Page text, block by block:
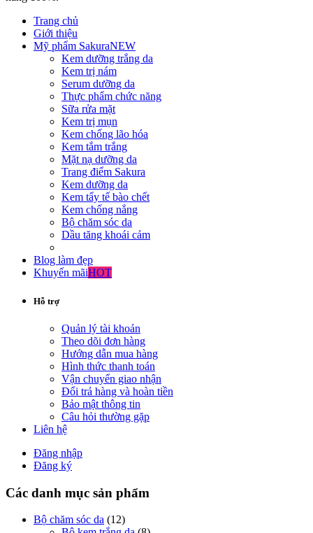
Trang chủ
Giới thiệu
Mỹ phẩm SakuraNEW
Kem dưỡng trắng da
Kem trị nám
Serum dưỡng da
Thực phẩm chức năng
Sữa rửa mặt
Kem trị mụn
Kem chống lão hóa
Kem tắm trắng
Mặt nạ dưỡng da
Trang điểm Sakura
Kem dưỡng da
Kem tẩy tế bào chết
Kem chống nắng
Bộ chăm sóc da
Dầu tăng khoái cảm
Blog làm đẹp
Khuyến mãiHOT
Hỗ trợ
Quản lý tài khoản
Theo dõi đơn hàng
Hướng dẫn mua hàng
Hình thức thanh toán
Vận chuyển giao nhận
Đổi trả hàng và hoàn tiền
Bảo mật thông tin
Câu hỏi thường gặp
Liên hệ
Đăng nhập
Đăng ký
Các danh mục sản phẩm
Bộ chăm sóc da (12)